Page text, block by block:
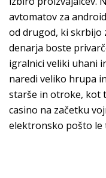
avtomatov za
od drugod, ki skrbijo
denarja boste
igralnici veliki uhani
naredi veliko hrupa
starše in otroke, kot
casino na začetku
elektronsko pošto le